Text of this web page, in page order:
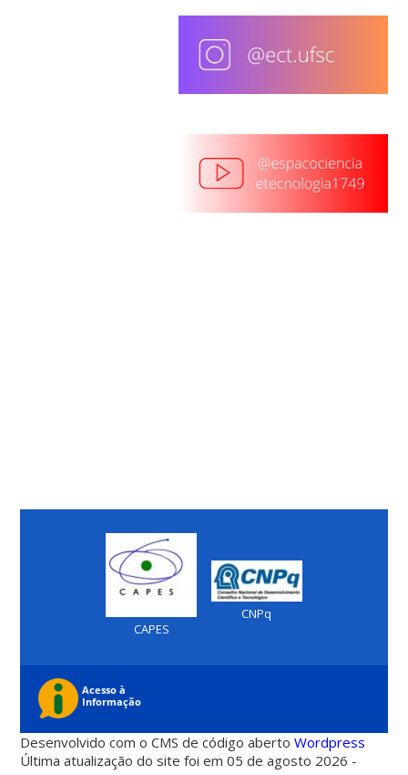
CAPES
CNPq
Desenvolvido com o CMS de código abertoWordpress
Última atualização do site foi em 05 de agosto 2026 -